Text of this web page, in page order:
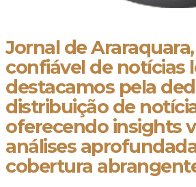
Jornal de
confiável de notícias
destacamos pela
distribuição de
oferecendo insights
análises
cobertura